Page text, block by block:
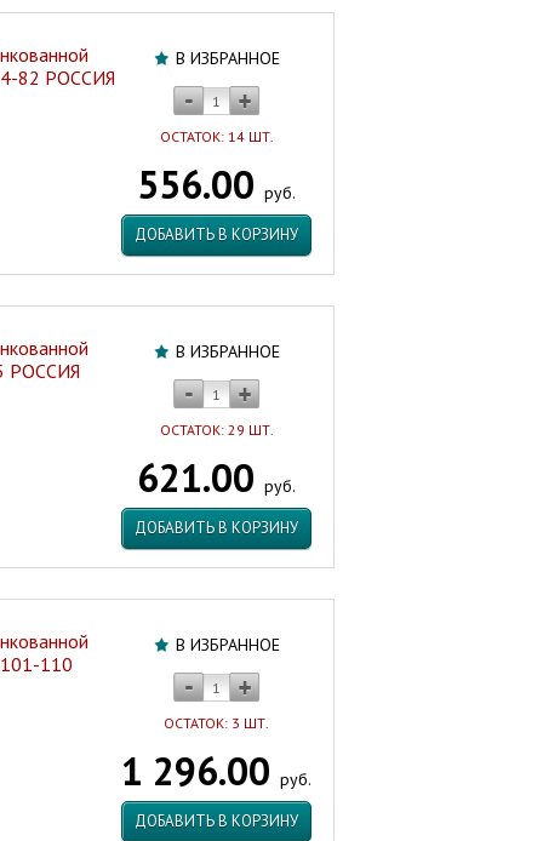
В ИЗБРАННОЕ
ОСТАТОК: 14 ШТ.
556.00 руб.
ДОБАВИТЬ В КОРЗИНУ
82 РОССИЯ
В ИЗБРАННОЕ
ОСТАТОК: 29 ШТ.
621.00 руб.
ДОБАВИТЬ В КОРЗИНУ
РОССИЯ
В ИЗБРАННОЕ
ОСТАТОК: 3 ШТ.
1 296.00 руб.
ДОБАВИТЬ В КОРЗИНУ
110